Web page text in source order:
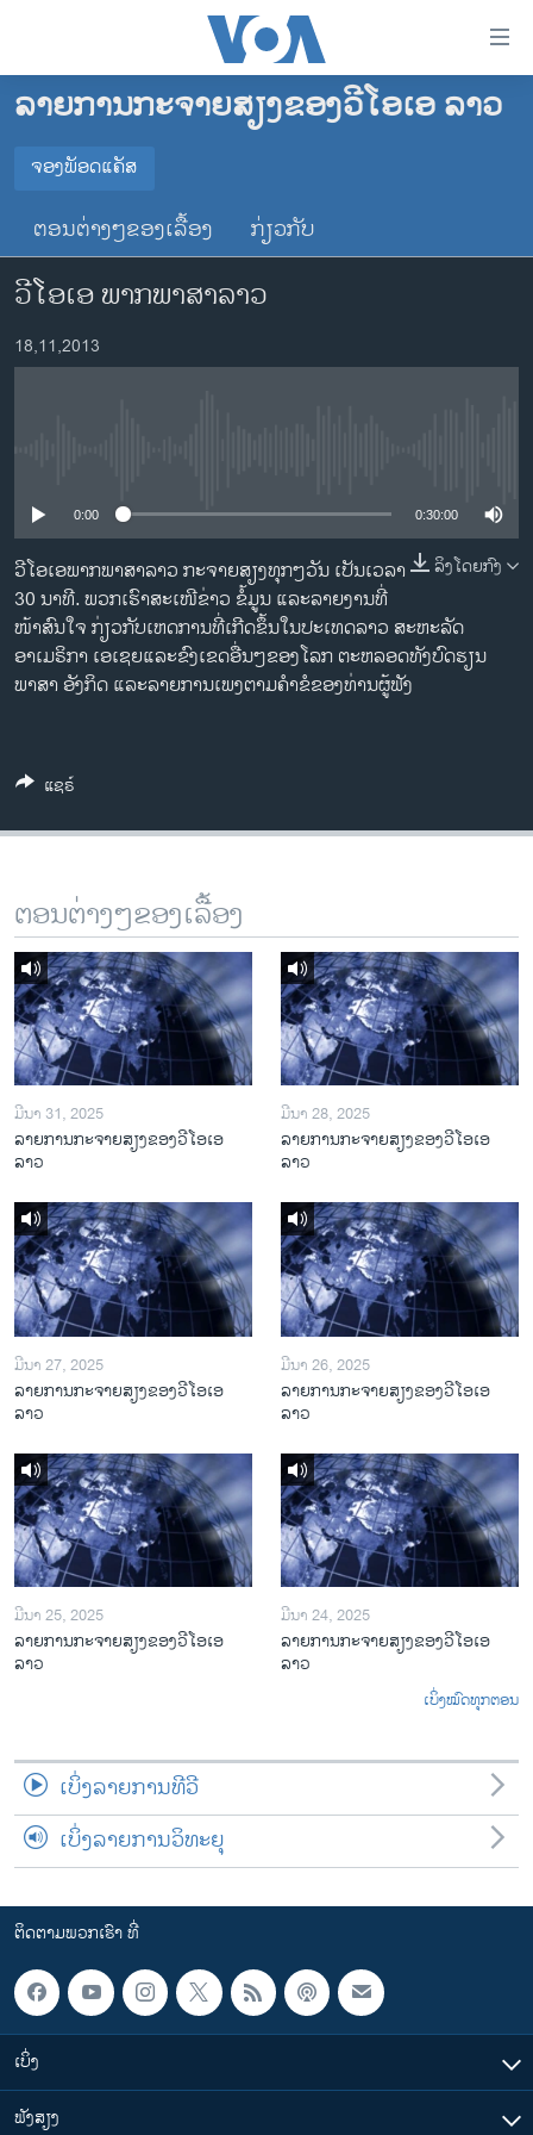
ເຂົ້າ
ຂ້າມ
ໄປ
ຫາ
ຊອກ
ຄົ້ນ
ໂຮມເພຈ
ລາວ
ອາເມຣິກາ
ການເລືອກຕັ້ງ ປະທານາທີບໍດີ ສະຫະລັດ 2024
ຂ່າວ​ຈີນ
ໂລກ
ຊຸມຊົນຊາວລາວ
ວິທະຍາສາດ-ເທັກໂນໂລຈີ
ທຸລະກິດ
ພາສາອັງກິດ
ວີດີໂອ
ຕິດຕາມພວກເຮົາ ທີ່
ພາສາຕ່າງໆ
ລາຍການກະຈາຍສຽງຂອງວີໂອເອ ລາວ
ຈອງພັອດແຄັສ
ຈອງພັອດແຄັສ
ຕອນຕ່າງໆຂອງເລື້ອງ ກ່ຽວກັບ
ວີໂອເອ ພາກພາສາລາວ
18,11,2013
0:00 0:30:00
ລິງໂດຍກົງ
ວີໂອເອພາກພາສາລາວ ກະຈາຍສຽງທຸກໆວັນ ເປັນເວລາ
30 ນາທີ. ພວກເຮົາສະເໜີຂ່າວ ຂໍ້ມູນ ແລະລາຍງານທີ່
ໜ້າສົນໃຈ ກ່ຽວກັບເຫດການທີ່ເກີດຂຶ້ນໃນປະເທດລາວ ສະຫະລັດ
ອາເມຣິກາ ເອເຊຍແລະຂົງເຂດອື່ນໆຂອງໂລກ ຕະຫລອດທັງບົດຮຽນ
ພາສາ ອັງກິດ ແລະລາຍການເພງຕາມຄຳຂໍຂອງທ່ານຜູ້ຟັງ
ແຊຣ໌
ຕອນຕ່າງໆຂອງເລື້ອງ
ມີນາ 31, 2025
ລາຍການກະຈາຍສຽງຂອງວີໂອເອ
ລາວ
ມີນາ 28, 2025
ລາຍການກະຈາຍສຽງຂອງວີໂອເອ
ລາວ
ມີນາ 27, 2025
ລາຍການກະຈາຍສຽງຂອງວີໂອເອ
ລາວ
ມີນາ 26, 2025
ລາຍການກະຈາຍສຽງຂອງວີໂອເອ
ລາວ
ມີນາ 25, 2025
ລາຍການກະຈາຍສຽງຂອງວີໂອເອ
ລາວ
ມີນາ 24, 2025
ລາຍການກະຈາຍສຽງຂອງວີໂອເອ
ລາວ
ເບິ່ງໝົດທຸກຕອນ
ເບິ່ງລາຍການທີວີ
ເບິ່ງລາຍການວິທະຍຸ
ຕິດຕາມພວກເຮົາ ທີ່
ເບິ່ງ
ຟັງສຽງ